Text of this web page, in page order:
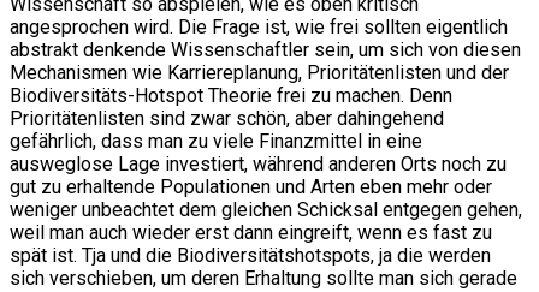
angesprochen wird. Die Frage ist, wie frei sollten eigentlich
abstrakt denkende Wissenschaftler sein, um sich von diesen
Mechanismen wie Karriereplanung, Prioritätenlisten und der
Biodiversitäts-Hotspot Theorie frei zu machen. Denn
Prioritätenlisten sind zwar schön, aber dahingehend
gefährlich, dass man zu viele Finanzmittel in eine
ausweglose Lage investiert, während anderen Orts noch zu
gut zu erhaltende Populationen und Arten eben mehr oder
weniger unbeachtet dem gleichen Schicksal entgegen gehen,
weil man auch wieder erst dann eingreift, wenn es fast zu
spät ist. Tja und die Biodiversitätshotspots, ja die werden
sich verschieben, um deren Erhaltung sollte man sich gerade